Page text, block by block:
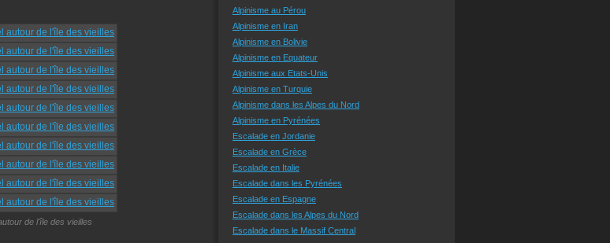
de l'île des vieilles
Alpinisme au Pérou
Alpinisme en Iran
Alpinisme en Bolivie
Alpinisme en Equateur
Alpinisme aux Etats-Unis
Alpinisme en Turquie
Alpinisme dans les Alpes du Nord
Alpinisme en Pyrénées
Escalade en Jordanie
Escalade en Grèce
Escalade en Italie
Escalade dans les Pyrénées
Escalade en Espagne
Escalade dans les Alpes du Nord
Escalade dans le Massif Central